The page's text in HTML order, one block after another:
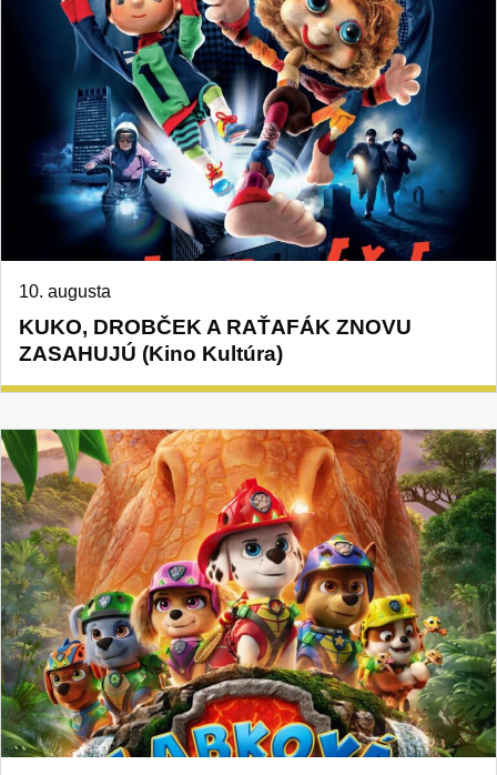
KUKO, DROBČEK A RAŤAFÁK ZNOVU
ZASAHUJÚ (Kino Kultúra)
10. augusta